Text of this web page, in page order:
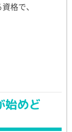
格で、
始めど